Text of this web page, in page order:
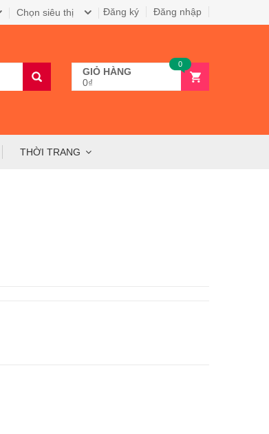
Đăng nhập
Đăng ký
Chọn siêu thị
GIỎ HÀNG
0₫
0
THỜI TRANG